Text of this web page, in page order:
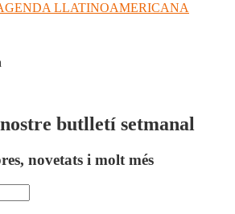
LLATINOAMERICANA
butlletí setmanal
novetats i molt més